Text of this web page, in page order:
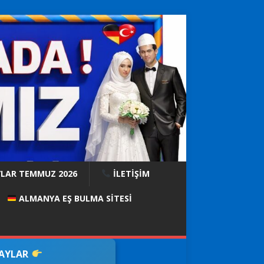
TEMMUZ 2026 İLETİŞİM
ALMANYA EŞ BULMA SITESI